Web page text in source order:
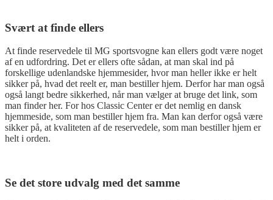
Svært at finde ellers
At finde reservedele til MG sportsvogne kan ellers godt være noget
af en udfordring. Det er ellers ofte sådan, at man skal ind på
forskellige udenlandske hjemmesider, hvor man heller ikke er helt
sikker på, hvad det reelt er, man bestiller hjem. Derfor har man også
også langt bedre sikkerhed, når man vælger at bruge det link, som
man finder her. For hos Classic Center er det nemlig en dansk
hjemmeside, som man bestiller hjem fra. Man kan derfor også være
sikker på, at kvaliteten af de reservedele, som man bestiller hjem er
helt i orden.
Se det store udvalg med det samme